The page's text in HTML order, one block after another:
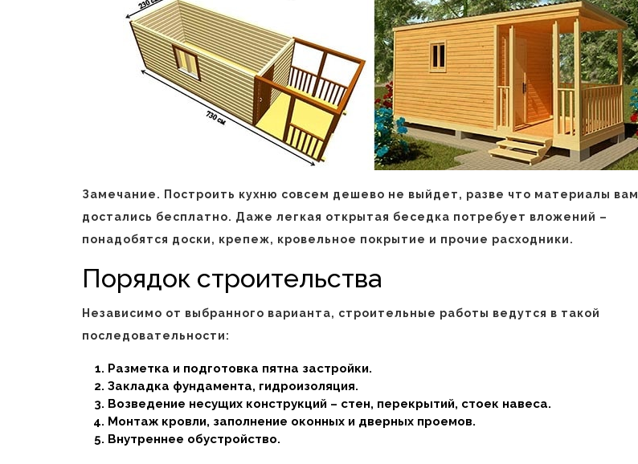
Замечание. Построить кухню совсем дешево не выйдет, разве что материалы вам
достались бесплатно. Даже легкая открытая беседка потребует вложений –
понадобятся доски, крепеж, кровельное покрытие и прочие расходники.
Порядок строительства
Независимо от выбранного варианта, строительные работы ведутся в такой
последовательности:
Разметка и подготовка пятна застройки.
Закладка фундамента, гидроизоляция.
Возведение несущих конструкций – стен, перекрытий, стоек навеса.
Монтаж кровли, заполнение оконных и дверных проемов.
Внутреннее обустройство.